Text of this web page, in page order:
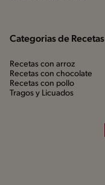
Categorias de Recetas
Recetas con arroz
Recetas con chocolate
Recetas con pollo
Tragos y Licuados